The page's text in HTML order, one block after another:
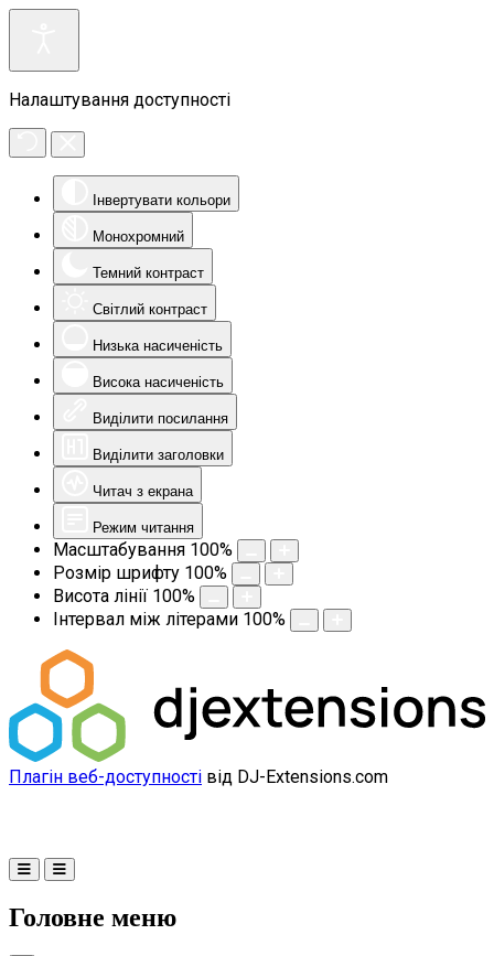
Налаштування доступності
Інвертувати кольори
Монохромний
Темний контраст
Світлий контраст
Низька насиченість
Висока насиченість
Виділити посилання
Виділити заголовки
Читач з екрана
Режим читання
Масштабування 100%
Розмір шрифту 100%
Висота лінії 100%
Інтервал між літерами 100%
Плагін веб-доступності від DJ-Extensions.com
Головне меню